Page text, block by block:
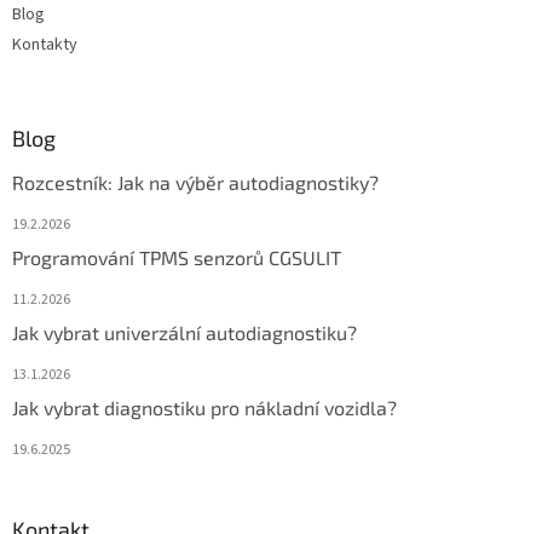
Blog
Kontakty
Blog
Rozcestník: Jak na výběr autodiagnostiky?
19.2.2026
Programování TPMS senzorů CGSULIT
11.2.2026
Jak vybrat univerzální autodiagnostiku?
13.1.2026
Jak vybrat diagnostiku pro nákladní vozidla?
19.6.2025